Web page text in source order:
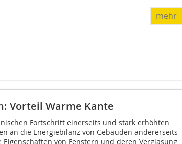
mehr
Vorteil Warme Kante
Fortschritt einerseits und stark erhöhten
an die Energiebilanz von Gebäuden andererseits
Eigenschaften von Fenstern und deren Verglasung